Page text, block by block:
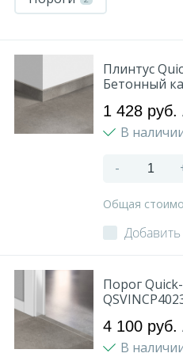
Плинтус
Бетонный
1 428 руб.
В
-
Общая
Порог
4 100 руб.
В